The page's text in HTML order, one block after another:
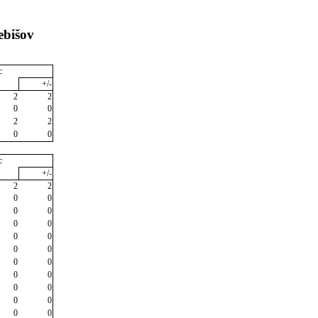
+/-
2
2
0
0
2
2
0
0
+/-
2
2
0
0
0
0
0
0
0
0
0
0
0
0
0
0
0
0
0
0
0
0